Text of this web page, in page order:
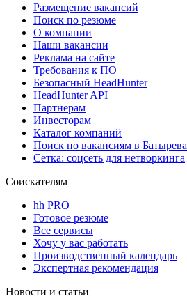
Размещение вакансий
Поиск по резюме
О компании
Наши вакансии
Реклама на сайте
Требования к ПО
Безопасный HeadHunter
HeadHunter API
Партнерам
Инвесторам
Каталог компаний
Поиск по вакансиям в Батырева
Сетка: соцсеть для нетворкинга
Соискателям
hh PRO
Готовое резюме
Все сервисы
Хочу у вас работать
Производственный календарь
Экспертная рекомендация
Новости и статьи